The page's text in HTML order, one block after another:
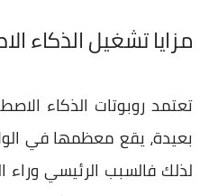
مزايا تشغيل الذكاء
تعتمد روبوتات الذكاء
بعيدة، يقع معظمها في
لذلك فالسبب الرئيسي